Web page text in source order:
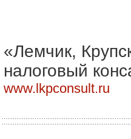
«Лемчик,
налоговый
www.lkpconsult.ru